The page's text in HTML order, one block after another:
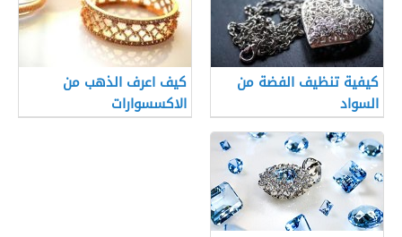
كيفية تنظيف الفضة من
السواد
كيف اعرف الذهب من
الاكسسوارات